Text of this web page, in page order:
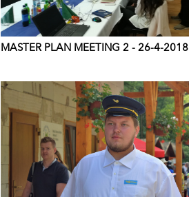
MASTER PLAN MEETING 2 - 26-4-2018